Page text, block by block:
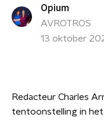
Opium
AVROTROS
13 oktober
Redacteur Charles
tentoonstelling in het